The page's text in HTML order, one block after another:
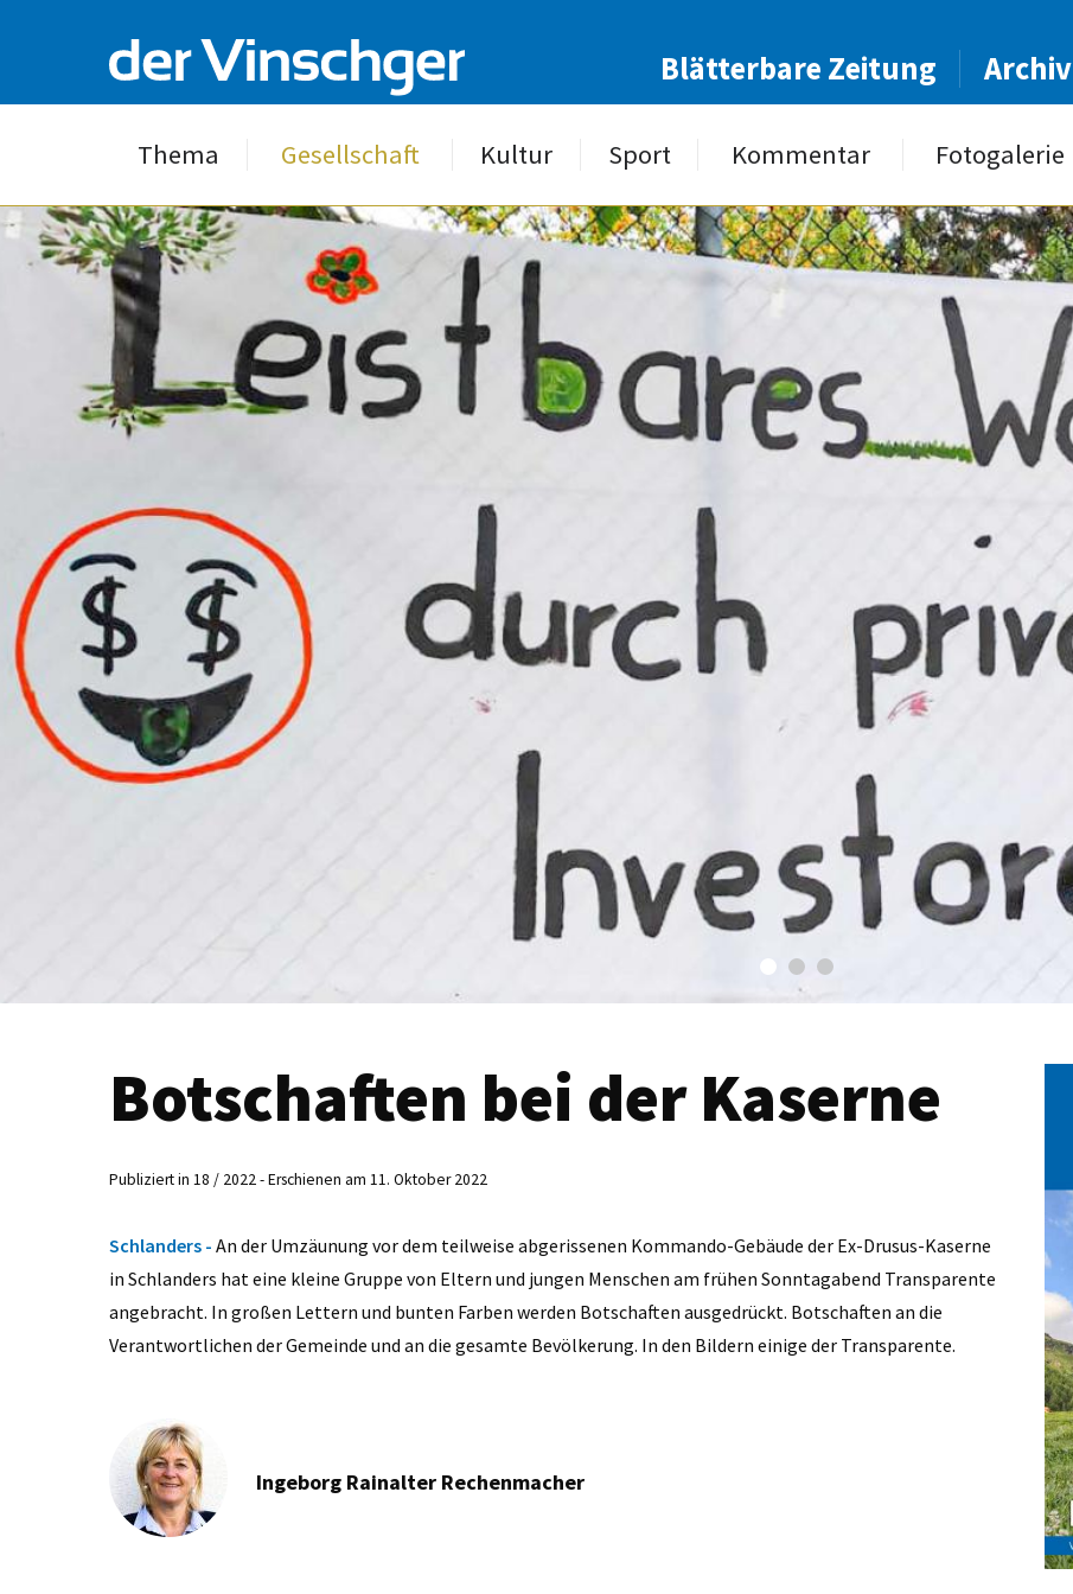
Blätterbare Zeitung Archiv
Thema Gesellschaft Kultur Sport Kommentar Fotogalerie
Botschaften bei der Kaserne
Publiziert in 18 / 2022 - Erschienen am 11. Oktober 2022
Schlanders - An der Umzäunung vor dem teilweise abgerissenen Kommando-Gebäude der Ex-Drusus-Kaserne
in Schlanders hat eine kleine Gruppe von Eltern und jungen Menschen am frühen Sonntagabend Transparente
angebracht. In großen Lettern und bunten Farben werden Botschaften ausgedrückt. Botschaften an die
Verantwortlichen der Gemeinde und an die gesamte Bevölkerung. In den Bildern einige der Transparente.
Ingeborg Rainalter Rechenmacher